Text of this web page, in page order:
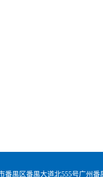
禺区番禺大道北555号广州